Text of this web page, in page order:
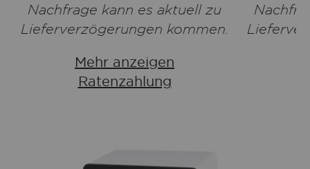
Nachfrage kann es aktuell zu
Lieferverzögerungen kommen.
Mehr anzeigen
Ratenzahlung